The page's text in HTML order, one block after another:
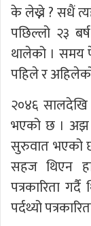
के लेख्ने ? सधैं
पछिल्लो २३
थालेको । समय
पहिले र
२०४६ सालदेखि
भएको छ । अझ
सुरुवात भएको
सहज थिएन
पत्रकारिता
पर्दथ्यो